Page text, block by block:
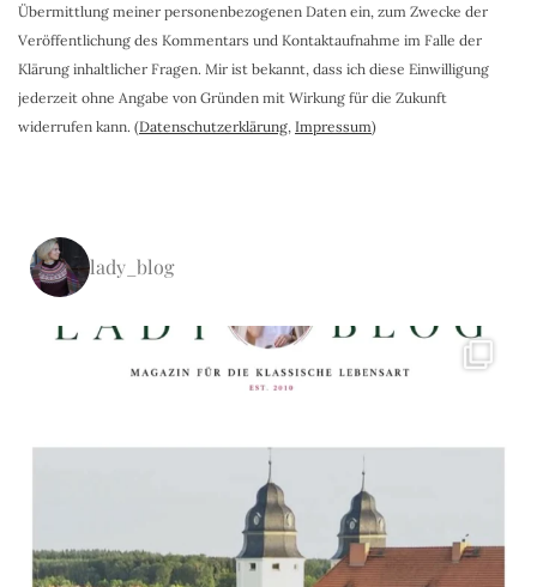
Übermittlung meiner personenbezogenen Daten ein, zum Zwecke der
Veröffentlichung des Kommentars und Kontaktaufnahme im Falle der
Klärung inhaltlicher Fragen. Mir ist bekannt, dass ich diese Einwilligung
jederzeit ohne Angabe von Gründen mit Wirkung für die Zukunft
widerrufen kann. (Datenschutzerklärung, Impressum)
lady_blog